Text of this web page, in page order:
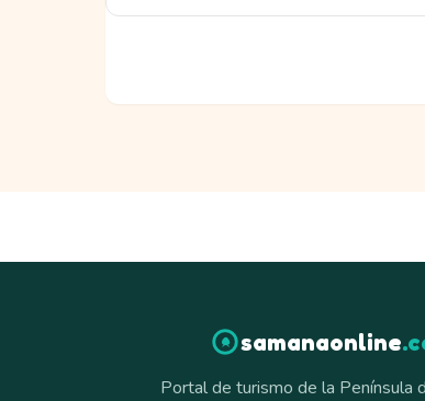
samanaonline
Portal de turismo de la Península